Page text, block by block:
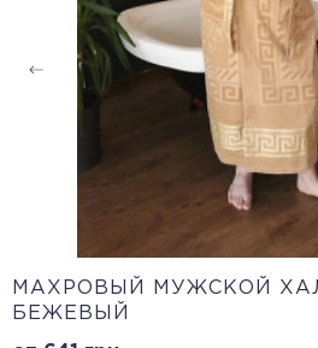
МАХРОВЫЙ МУЖСКОЙ
БЕЖЕВЫЙ